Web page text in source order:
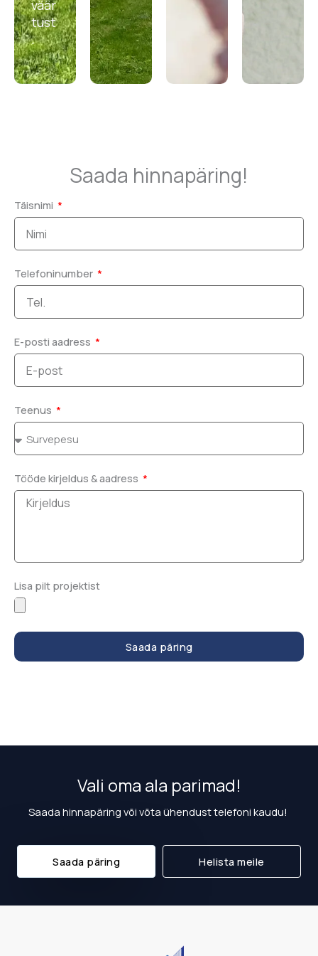
väär
tust
.
Saada hinnapäring!
Täisnimi
Telefoninumber
E-posti aadress
Teenus
Tööde kirjeldus & aadress
Lisa pilt projektist
Saada päring
Vali oma ala parimad!
Saada hinnapäring või võta ühendust telefoni kaudu!
Saada päring Helista meile